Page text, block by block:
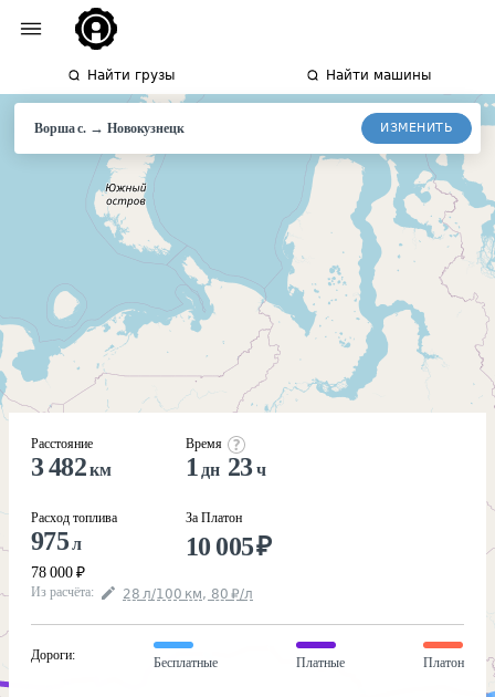
Найти грузы Найти машины
Ворша с. → Новокузнецк ИЗМЕНИТЬ
Расстояние
3 482км
Расход топлива
975л
78 000 ₽
Время
1 дн 23ч
За Платон
10 005₽
Из расчёта: 28 л/100 км, 80 ₽/л
Дороги:
Бесплатные Платные Платон